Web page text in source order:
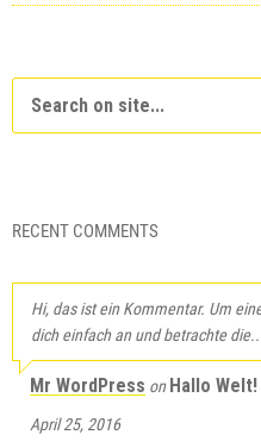
RECENT COMMENTS
Hi, das ist ein Kommentar. Um
dich einfach an und betrachte
Mr WordPress onHallo Welt!
April 25, 2016